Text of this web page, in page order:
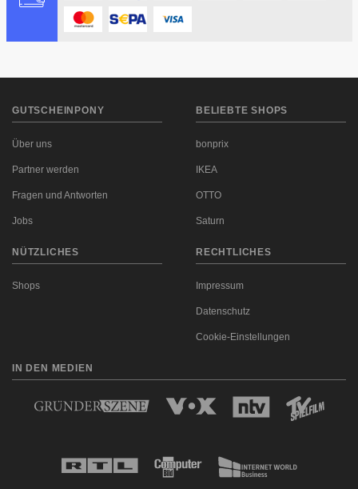
GUTSCHEINPONY
Über uns
Partner werden
Fragen und Antworten
Jobs
BELIEBTE SHOPS
bonprix
IKEA
OTTO
Saturn
NÜTZLICHES
Shops
RECHTLICHES
Impressum
Datenschutz
Cookie-Einstellungen
IN DEN MEDIEN